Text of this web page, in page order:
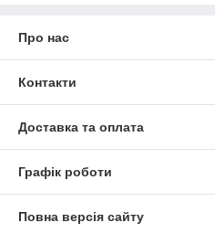
Про нас
Контакти
Доставка та оплата
Графік роботи
Повна версія сайту